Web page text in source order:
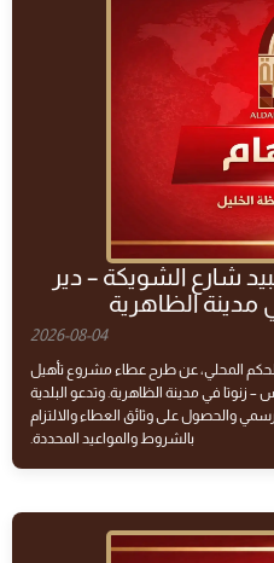
شارع الشويكة – دير
الظاهرية
2026-08-04
الحكم المحلي، عن طرح عطاء مشروع تأهيل
في مدينة الظاهرية. وتدعو البلدية
والحصول على وثائق العطاء والالتزام
بالشروط والمواعيد المحددة.